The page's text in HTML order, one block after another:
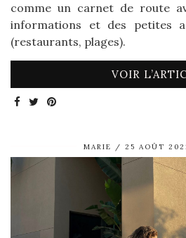
comme un carnet de route
informations et des petites
(restaurants, plages).
VOIR
MARIE 25 AOÛT